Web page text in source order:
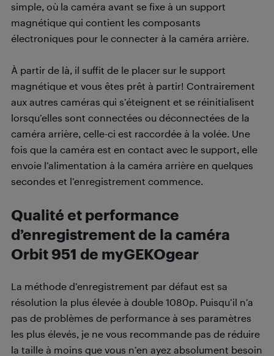
simple, où la caméra avant se fixe à un support
magnétique qui contient les composants
électroniques pour le connecter à la caméra arrière.
À partir de là, il suffit de le placer sur le support
magnétique et vous êtes prêt à partir! Contrairement
aux autres caméras qui s’éteignent et se réinitialisent
lorsqu’elles sont connectées ou déconnectées de la
caméra arrière, celle-ci est raccordée à la volée. Une
fois que la caméra est en contact avec le support, elle
envoie l’alimentation à la caméra arrière en quelques
secondes et l’enregistrement commence.
Qualité et performance
d’enregistrement de la caméra
Orbit 951 de myGEKOgear
La méthode d’enregistrement par défaut est sa
résolution la plus élevée à double 1080p. Puisqu’il n’a
pas de problèmes de performance à ses paramètres
les plus élevés, je ne vous recommande pas de réduire
la taille à moins que vous n’en ayez absolument besoin